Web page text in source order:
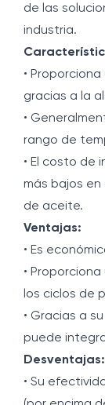
de las
industria.
•
gracias a la
•
rango de
• El costo de
más bajos
de aceite.
Ventajas:
• Es
•
los ciclos de
• Gracias a
puede
Desventajas:
• Su